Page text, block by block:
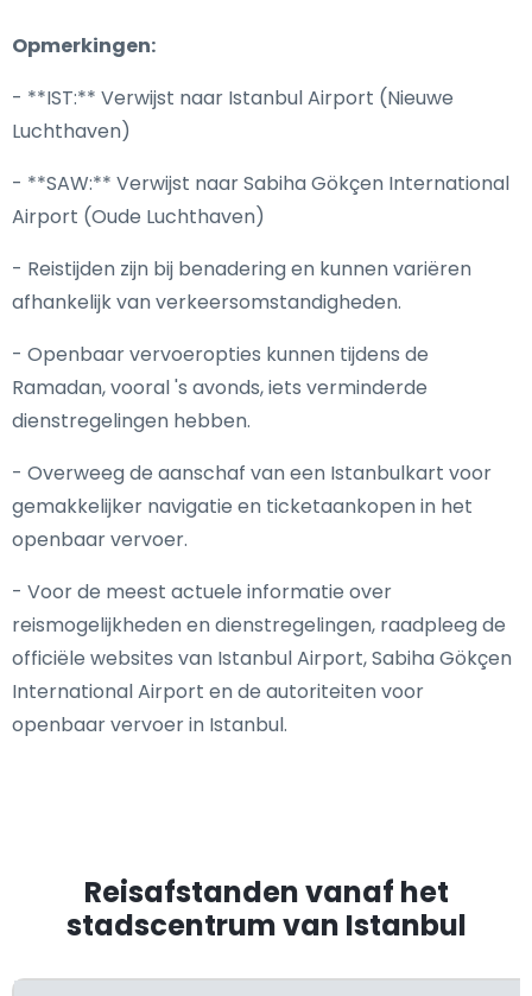
Opmerkingen:
- **IST:** Verwijst naar Istanbul Airport (Nieuwe
Luchthaven)
- **SAW:** Verwijst naar Sabiha Gökçen International
Airport (Oude Luchthaven)
- Reistijden zijn bij benadering en kunnen variëren
afhankelijk van verkeersomstandigheden.
- Openbaar vervoeropties kunnen tijdens de
Ramadan, vooral 's avonds, iets verminderde
dienstregelingen hebben.
- Overweeg de aanschaf van een Istanbulkart voor
gemakkelijker navigatie en ticketaankopen in het
openbaar vervoer.
- Voor de meest actuele informatie over
reismogelijkheden en dienstregelingen, raadpleeg de
officiële websites van Istanbul Airport, Sabiha Gökçen
International Airport en de autoriteiten voor
openbaar vervoer in Istanbul.
Reisafstanden vanaf het
stadscentrum van Istanbul